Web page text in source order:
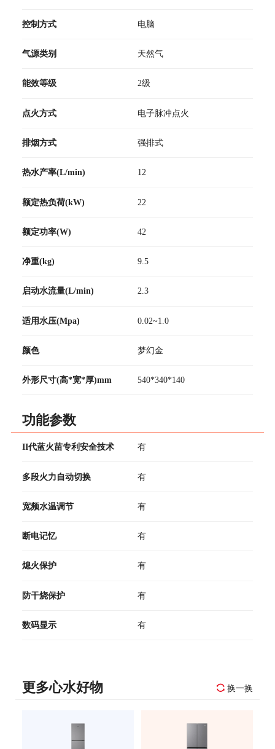
控制方式 电脑
气源类别 天然气
能效等级 2级
点火方式 电子脉冲点火
排烟方式 强排式
热水产率(L/min) 12
额定热负荷(kW) 22
额定功率(W) 42
净重(kg) 9.5
启动水流量(L/min) 2.3
适用水压(Mpa) 0.02~1.0
颜色 梦幻金
外形尺寸(高*宽*厚)mm 540*340*140
功能参数
II代蓝火苗专利安全技术 有
多段火力自动切换 有
宽频水温调节 有
断电记忆 有
熄火保护 有
防干烧保护 有
数码显示 有
更多心水好物 换一换